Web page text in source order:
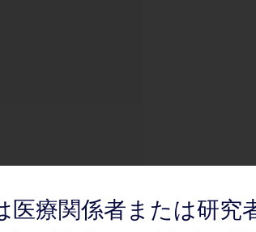
医療関係者または研究